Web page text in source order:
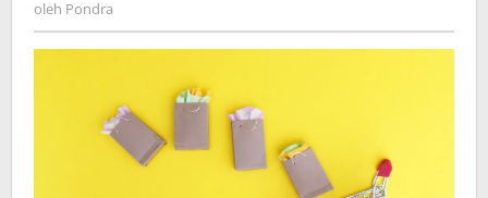
QRIS
oleh Pondra